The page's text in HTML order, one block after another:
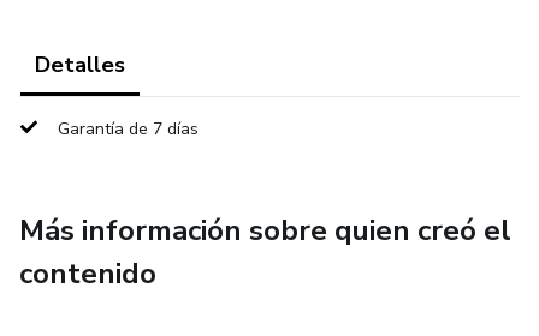
Detalles
Garantía de 7 días
Más información sobre quien creó el
contenido